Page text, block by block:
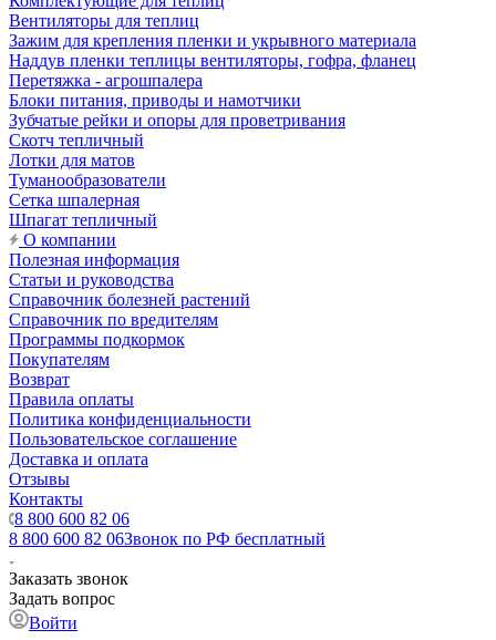
Вентиляторы для теплиц
Зажим для крепления пленки и укрывного материала
Наддув пленки теплицы вентиляторы, гофра, фланец
Перетяжка - агрошпалера
Блоки питания, приводы и намотчики
Зубчатые рейки и опоры для проветривания
Скотч тепличный
Лотки для матов
Туманообразователи
Сетка шпалерная
Шпагат тепличный
О компании
Полезная информация
Статьи и руководства
Справочник болезней растений
Справочник по вредителям
Программы подкормок
Покупателям
Возврат
Правила оплаты
Политика конфиденциальности
Пользовательское соглашение
Доставка и оплата
Отзывы
Контакты
8 800 600 82 06
8 800 600 82 06Звонок по РФ бесплатный
Заказать звонок
Задать вопрос
Войти